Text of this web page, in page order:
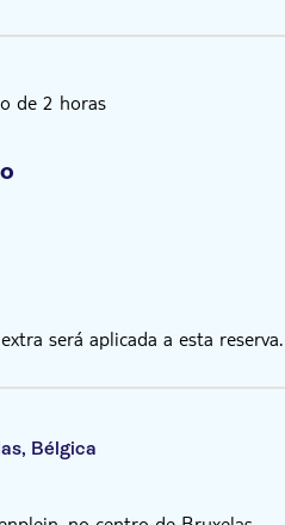
de 2 horas
será aplicada a esta reserva.
Bélgica